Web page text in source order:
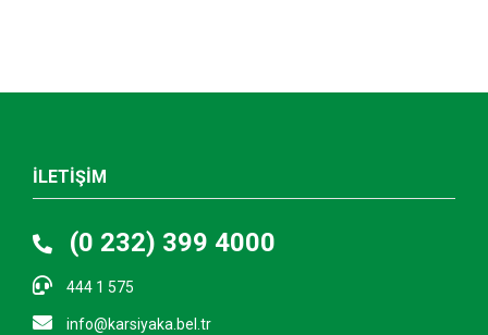
İLETİŞİM
(0 232) 399 4000
444 1 575
info@karsiyaka.bel.tr